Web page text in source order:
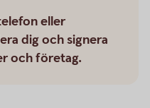
eller
dig och signera
och företag.